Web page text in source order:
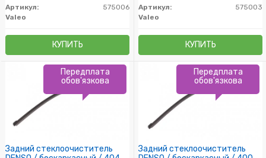
Артикул:
575006
Valeo
КУПИТЬ
Артикул:
575003
Valeo
КУПИТЬ
Задний стеклоочиститель
Передплата
обов'язкова
Задний стеклоочиститель
Передплата
обов'язкова